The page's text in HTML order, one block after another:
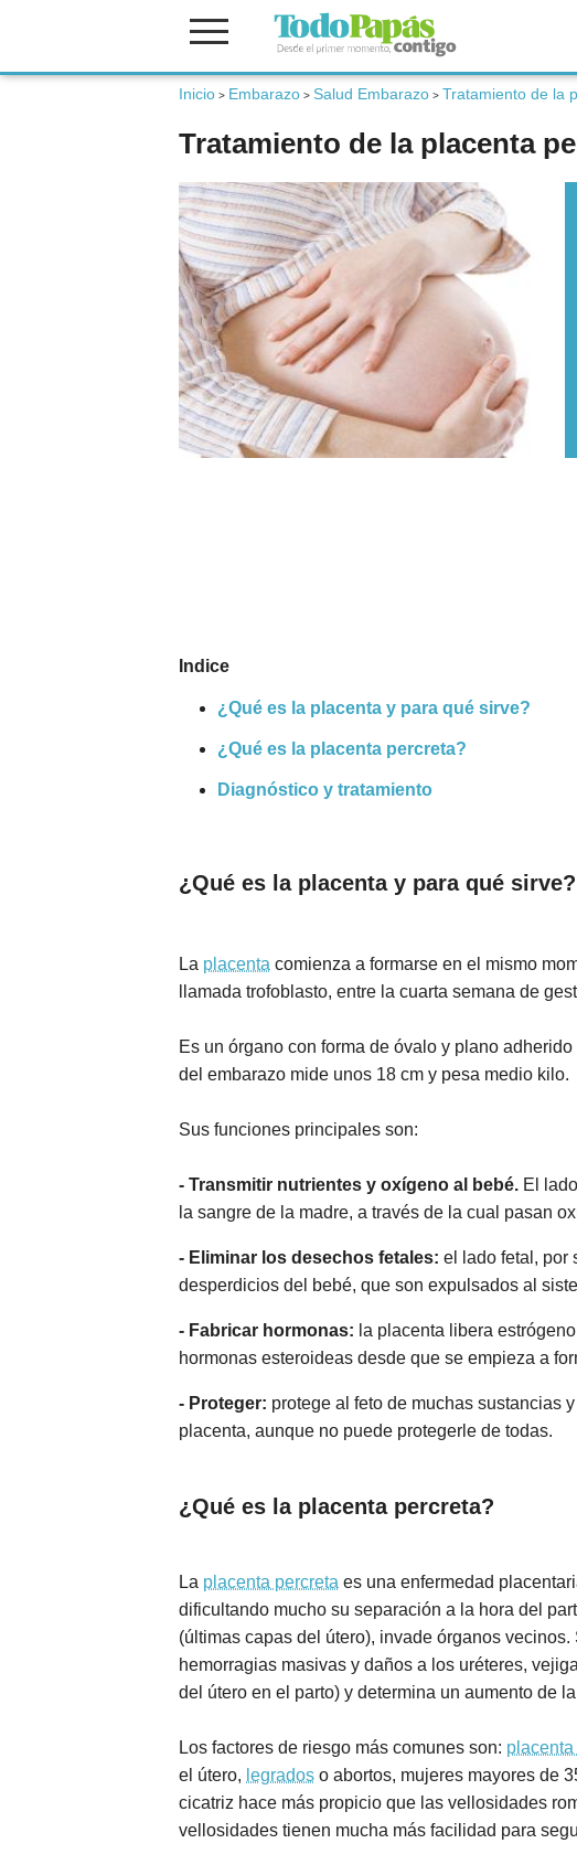
Inicio > Embarazo > Salud Embarazo > Tratamiento de la
Tratamiento de la placenta
Indice
¿Qué es la placenta y para qué sirve?
¿Qué es la placenta percreta?
Diagnóstico y tratamiento
¿Qué es la placenta y para qué sirve?
La placenta comienza a formarse en el mismo
llamada trofoblasto, entre la cuarta semana de
Es un órgano con forma de óvalo y plano
del embarazo mide unos 18 cm y pesa medio kilo.
Sus funciones principales son:
- Transmitir nutrientes y oxígeno al bebé. El
la sangre de la madre, a través de la cual pasan
- Eliminar los desechos fetales: el lado fetal, por
desperdicios del bebé, que son expulsados al
- Fabricar hormonas: la placenta libera
hormonas esteroideas desde que se empieza a
- Proteger: protege al feto de muchas sustancias
placenta, aunque no puede protegerle de todas.
¿Qué es la placenta percreta?
La placenta percreta es una enfermedad
dificultando mucho su separación a la hora del
(últimas capas del útero), invade órganos
hemorragias masivas y daños a los uréteres,
del útero en el parto) y determina un aumento de
Los factores de riesgo más comunes son:
el útero, legrados o abortos, mujeres mayores de
cicatriz hace más propicio que las vellosidades
vellosidades tienen mucha más facilidad para